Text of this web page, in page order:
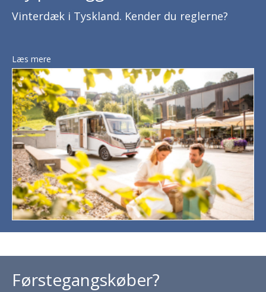
Vinterdæk i Tyskland. Kender du reglerne?
Læs mere
Førstegangskøber?